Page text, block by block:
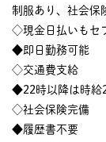
制服あり、社会保
◇現金日払いもセ
◆即日勤務可能
◇交通費支給
◆22時以降は時給
◇社会保険完備
◆履歴書不要